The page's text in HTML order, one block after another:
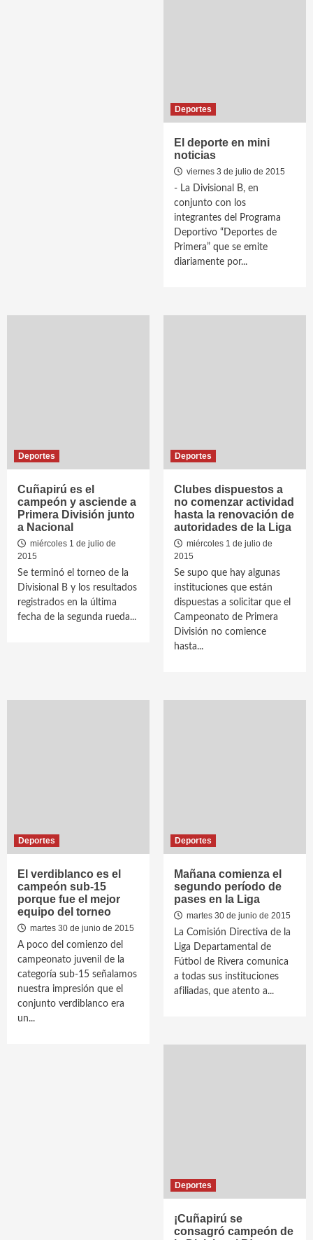
Deportes
El deporte en mini
noticias
viernes 3 de julio de 2015
- La Divisional B, en
conjunto con los
integrantes del Programa
Deportivo “Deportes de
Primera” que se emite
diariamente por...
Deportes
Cuñapirú es el
campeón y asciende a
Primera División junto
a Nacional
miércoles 1 de julio de
2015
Se terminó el torneo de la
Divisional B y los resultados
registrados en la última
fecha de la segunda rueda...
Deportes
Clubes dispuestos a
no comenzar actividad
hasta la renovación de
autoridades de la Liga
miércoles 1 de julio de
2015
Se supo que hay algunas
instituciones que están
dispuestas a solicitar que el
Campeonato de Primera
División no comience
hasta...
Deportes
El verdiblanco es el
campeón sub-15
porque fue el mejor
equipo del torneo
martes 30 de junio de 2015
A poco del comienzo del
campeonato juvenil de la
categoría sub-15 señalamos
nuestra impresión que el
conjunto verdiblanco era
un...
Deportes
Mañana comienza el
segundo período de
pases en la Liga
martes 30 de junio de 2015
La Comisión Directiva de la
Liga Departamental de
Fútbol de Rivera comunica
a todas sus instituciones
afiliadas, que atento a...
Deportes
¡Cuñapirú se
consagró campeón de